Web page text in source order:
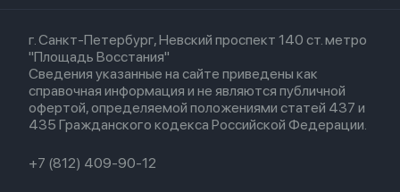
Airpods (1-е)
EarPods
Политика конфиденциальности
Оплата и доставка
Партнерская программа
Гарантия
Обмен и возврат
Бонусы
Новые поступления
Популярное
Акции
г. Санкт-Петербург, Невский проспект 140 ст. метро
"Площадь Восстания"
Сведения указанные на сайте приведены как
справочная информация и не являются публичной
офертой, определяемой положениями статей 437 и
435 Гражданского кодекса Российской Федерации.
+7 (812) 409-90-12